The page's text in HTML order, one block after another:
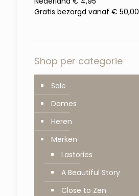
Gratis bezorgd vanaf € 50,00
Shop per categorie
Sale
Dames
Heren
Merken
Lastories
A Beautiful Story
Close to Zen